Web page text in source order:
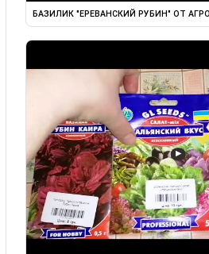
БАЗИЛИК "ЕРЕВАНСКИЙ РУБИН" ОТ
▶